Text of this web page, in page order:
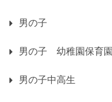
男の子
男の子 幼稚園保育園
男の子中高生